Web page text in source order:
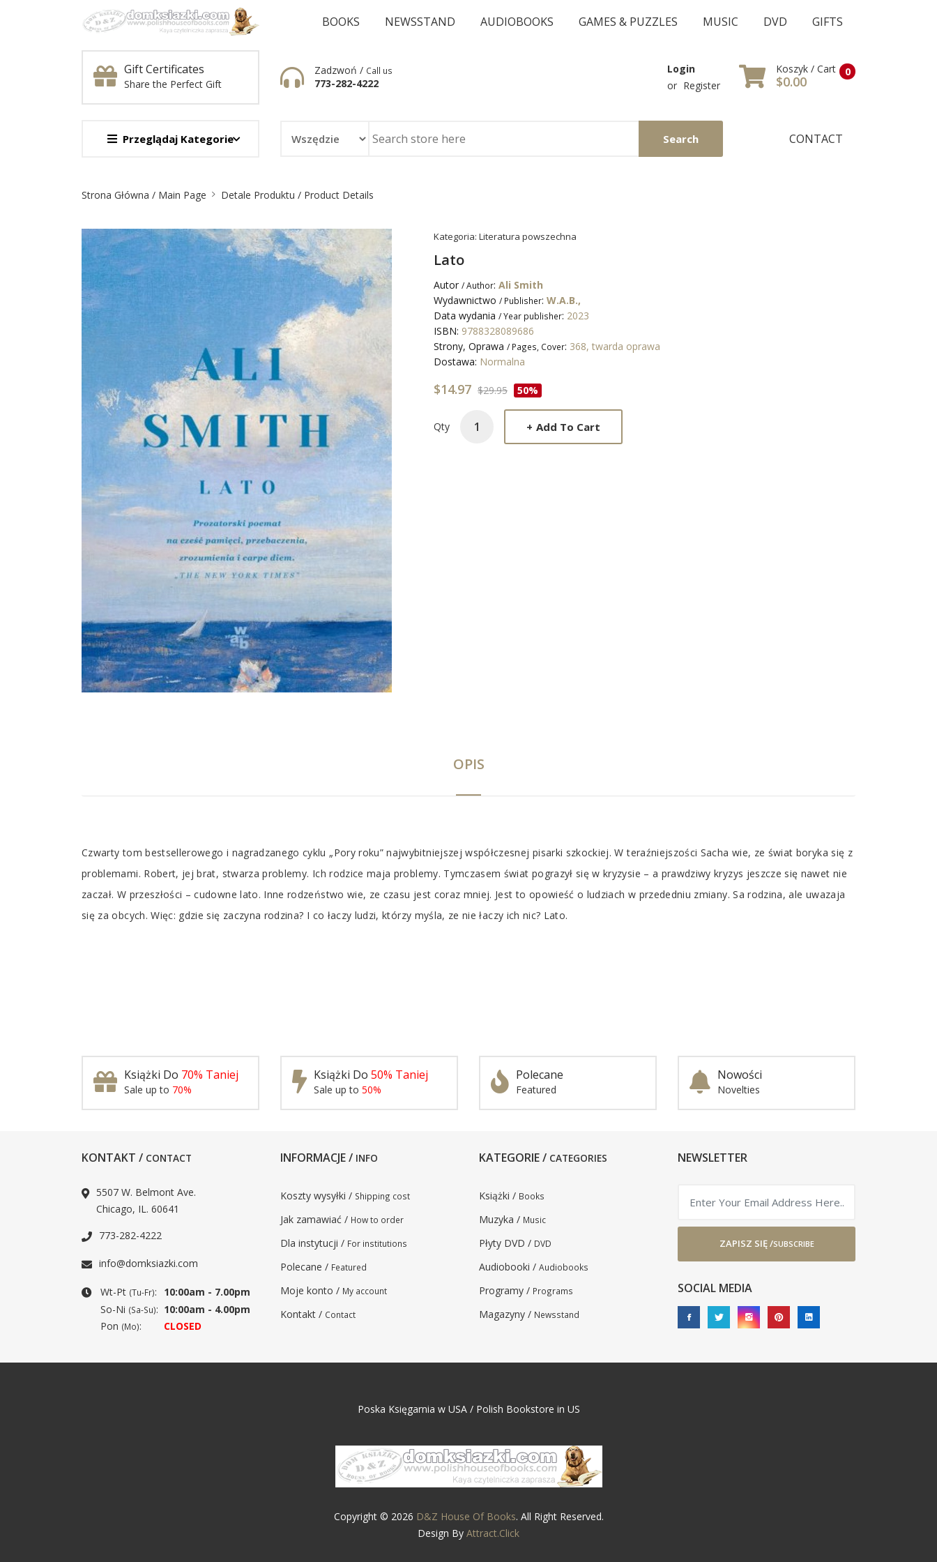
BOOKS NEWSSTAND AUDIOBOOKS GAMES & PUZZLES MUSIC DVD GIFTS
Gift Certificates
Share the Perfect Gift
Zadzwoń / Call us
773-282-4222
Login
or Register
0
Koszyk / Cart
$0.00
Przeglądaj Kategorie Search CONTACT
NawigacjaStrona Główna / Main Page Detale Produktu / Product Details
Kategoria: Literatura powszechna
Lato
Autor / Author: Ali Smith
Wydawnictwo / Publisher: W.A.B.,
Data wydania / Year publisher: 2023
ISBN: 9788328089686
Strony, Oprawa / Pages, Cover: 368, twarda oprawa
Dostawa: Normalna
$14.97 $29.95 50%
Qty + Add To Cart
OPIS
Tab
Article
Czwarty tom bestsellerowego i nagradzanego cyklu „Pory roku” najwybitniejszej współczesnej pisarki szkockiej. W teraźniejszości Sacha wie, ze świat boryka się z
problemami. Robert, jej brat, stwarza problemy. Ich rodzice maja problemy. Tymczasem świat pograzył się w kryzysie – a prawdziwy kryzys jeszcze się nawet nie
zaczał. W przeszłości – cudowne lato. Inne rodzeństwo wie, ze czasu jest coraz mniej. Jest to opowieść o ludziach w przededniu zmiany. Sa rodzina, ale uwazaja
się za obcych. Więc: gdzie się zaczyna rodzina? I co łaczy ludzi, którzy myśla, ze nie łaczy ich nic? Lato.
Książki Do 70% Taniej
Sale up to 70%
Książki Do 50% Taniej
Sale up to 50%
Polecane
Featured
Nowości
Novelties
KONTAKT / CONTACT
5507 W. Belmont Ave.
Chicago, IL. 60641
773-282-4222
info@domksiazki.com
Wt-Pt (Tu-Fr):
10:00am - 7.00pm
So-Ni (Sa-Su): 10:00am - 4.00pm
Pon (Mo): CLOSED
INFORMACJE / INFO
Koszty wysyłki / Shipping cost
Jak zamawiać / How to order
Dla instytucji / For institutions
Polecane / Featured
Moje konto / My account
Kontakt / Contact
KATEGORIE / CATEGORIES
Książki / Books
Muzyka / Music
Płyty DVD / DVD
Audiobooki / Audiobooks
Programy / Programs
Magazyny / Newsstand
NEWSLETTER
ZAPISZ SIĘ /SUBSCRIBE
SOCIAL MEDIA
Poska Księgarnia w USA / Polish Bookstore in US
Copyright © 2026 D&Z House Of Books. All Right Reserved.
Design By Attract.Click